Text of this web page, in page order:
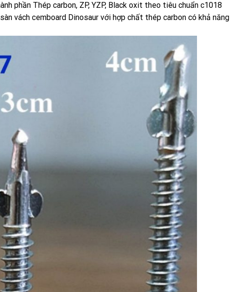
phần Thép carbon, ZP, YZP, Black oxit theo tiêu chuẩn c1018
vách cemboard Dinosaur với hợp chất thép carbon có khả năng